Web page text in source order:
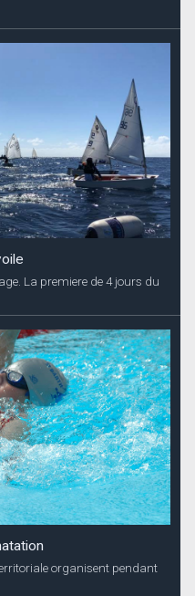
La premiere de 4 jours du
organisent pendant